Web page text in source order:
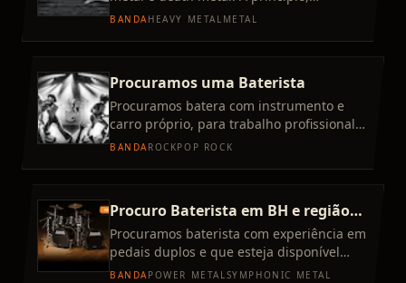
queremos tocar covers dos clássicos dos
BANDAHEAVY METAL METAL
Procuramos uma Baterista
Procuramos batera com instrumento e
carro próprio, para trabalho profissional
na linha Pop Rock, anos 70,80 e 90 Retrô.
BANDAROCKPOP ROCK
Procuro Baterista em BH e região
metropolitana
Procuramos baterista com experiência em
pedais duplos e que esteja disponível
para ensaios. No momento não é nada
BANDAPOWER METALSYMPHONIC METAL